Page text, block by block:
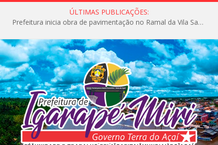
ÚLTIMAS PUBLICAÇÕES:
Prefeitura inicia obra de pavimentação no Ramal da Vila Santa Maria do Icatu